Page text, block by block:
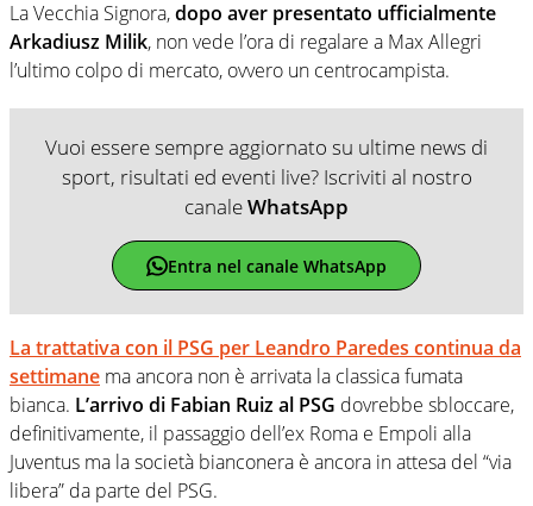
La Vecchia Signora,dopo aver presentato ufficialmente
Arkadiusz Milik, non vede l’ora di regalare a Max Allegri
l’ultimo colpo di mercato, ovvero un centrocampista.
Vuoi essere sempre aggiornato su ultime news di
sport, risultati ed eventi live? Iscriviti al nostro
canaleWhatsApp
Entra nel canale WhatsApp
La trattativa con il PSG per Leandro Paredes continua da
settimane ma ancora non è arrivata la classica fumata
bianca. L’arrivo di Fabian Ruiz al PSG dovrebbe sbloccare,
definitivamente, il passaggio dell’ex Roma e Empoli alla
Juventus ma la società bianconera è ancora in attesa del “via
libera” da parte del PSG.